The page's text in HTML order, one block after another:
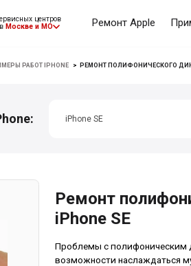
центров
Москве и МО Ремонт Apple
РАБОТ IPHONE > РЕМОНТ ПОЛИФОНИЧЕСКОГО
iPhone SE
Ремонт
iPhone SE
Проблемы с полифоническим
возможности наслаждаться